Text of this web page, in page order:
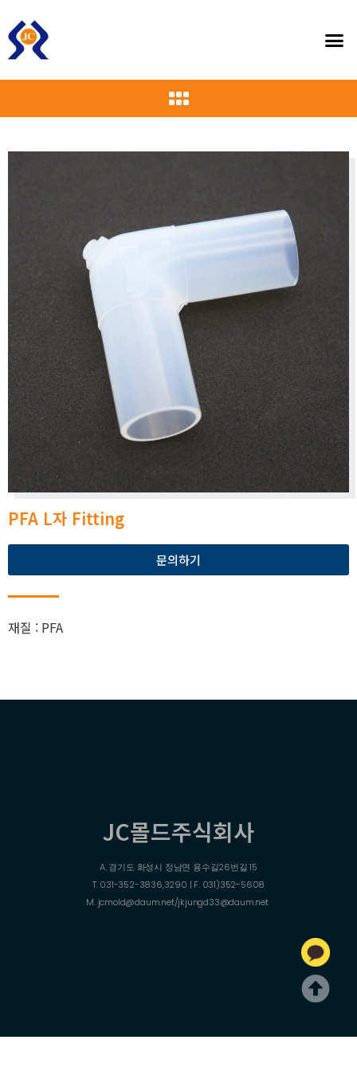
PFA L자 Fitting
문의하기
재질 : PFA
JC몰드주식회사
A. 경기도 화성시 정남면 용수길26번길 15
T. 031-352-3836,3290 | F. 031)352-5608
M. jcmold@daum.net/jkjungd33@daum.net